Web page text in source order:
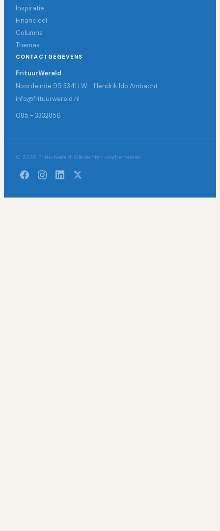
Inspiratie
Financieel
Columns
Themas
CONTACTGEGEVENS
FrituurWereld
Noordeinde 99 3341 LW - Hendrik Ido Ambacht
info@frituurwereld.nl
085 - 3332856
© 2026 Frituurwereld. Alle rechten voorbehouden.